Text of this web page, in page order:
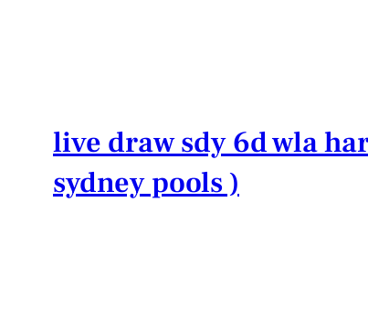
live draw sdy 6d wla
sydney pools )